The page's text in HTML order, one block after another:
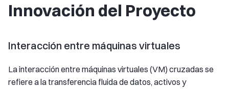
Innovación del Proyecto
Interacción entre máquinas virtuales
La interacción entre máquinas virtuales (VM) cruzadas se
refiere a la transferencia fluida de datos, activos y